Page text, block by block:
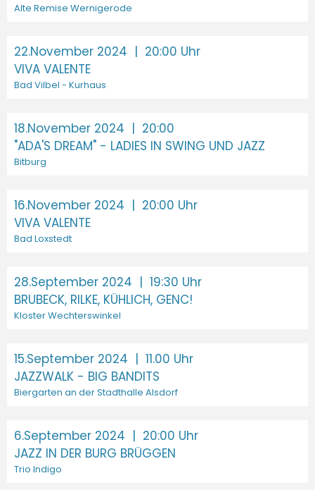
Alte Remise Wernigerode
22.November 2024 | 20:00 Uhr
VIVA VALENTE
Bad Vilbel - Kurhaus
18.November 2024 | 20:00
"ADA'S DREAM" - LADIES IN SWING UND JAZZ
Bitburg
16.November 2024 | 20:00 Uhr
VIVA VALENTE
Bad Loxstedt
28.September 2024 | 19:30 Uhr
BRUBECK, RILKE, KÜHLICH, GENC!
Kloster Wechterswinkel
15.September 2024 | 11.00 Uhr
JAZZWALK - BIG BANDITS
Biergarten an der Stadthalle Alsdorf
6.September 2024 | 20:00 Uhr
JAZZ IN DER BURG BRÜGGEN
Trio Indigo